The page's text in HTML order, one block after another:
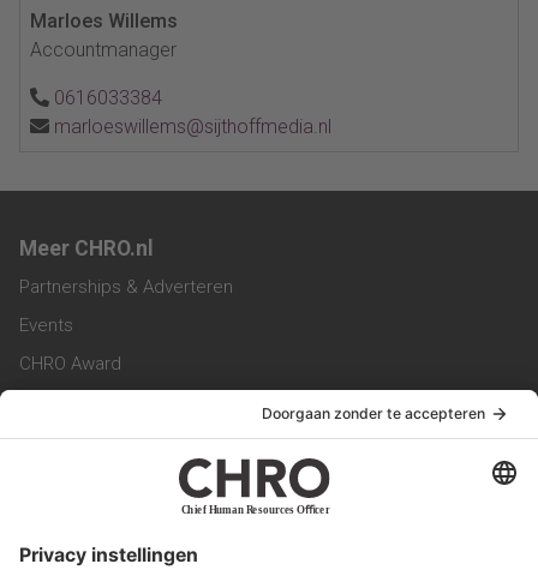
Marloes Willems
Accountmanager
0616033384
marloeswillems@sijthoffmedia.nl
Meer CHRO.nl
Partnerships & Adverteren
Events
CHRO Award
CHRO Magazine
Service & Contact
Werken bij ons